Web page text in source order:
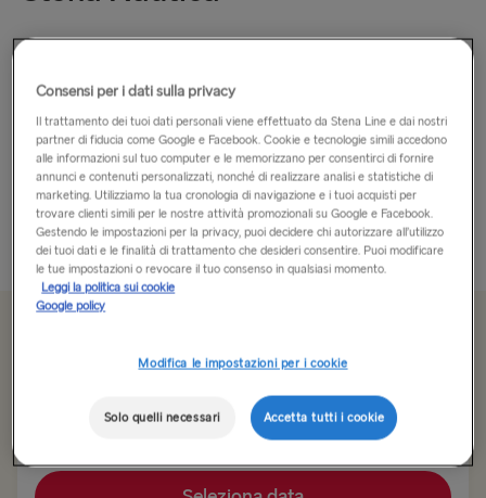
Ci sono moltissime strutture da godersi a bordo di Stena
Puoi lasciarti andare alla shopping therapy nel negozio The
Shop, dove troverai grande risparmio su profumi, bevande
alcoliche, cosmetici e dolciumi. Puoi guardare un film nella
nostra Movie...
Più informazioni
Hook of Holland → Harwich
ALL ROUTES
Consensi per i dati sulla privacy
Il trattamento dei tuoi dati personali viene effettuato da Stena Line e dai nostri
partner di fiducia come Google e Facebook. Cookie e tecnologie simili accedono
alle informazioni sul tuo computer e le memorizzano per consentirci di fornire
annunci e contenuti personalizzati, nonché di realizzare analisi e statistiche di
marketing. Utilizziamo la tua cronologia di navigazione e i tuoi acquisti per
trovare clienti simili per le nostre attività promozionali su Google e Facebook.
Gestendo le impostazioni per la privacy, puoi decidere chi autorizzare all’utilizzo
dei tuoi dati e le finalità di trattamento che desideri consentire. Puoi modificare
le tue impostazioni o revocare il tuo consenso in qualsiasi momento.
Leggi la politica sui cookie
Google policy
Modifica le impostazioni per i cookie
Solo quelli necessari Accetta tutti i cookie